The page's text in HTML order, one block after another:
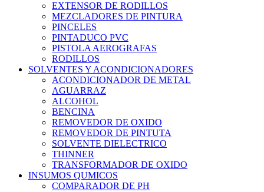
EXTENSOR DE RODILLOS
MEZCLADORES DE PINTURA
PINCELES
PINTADUCO PVC
PISTOLA AEROGRAFAS
RODILLOS
SOLVENTES Y ACONDICIONADORES
ACONDICIONADOR DE METAL
AGUARRAZ
ALCOHOL
BENCINA
REMOVEDOR DE OXIDO
REMOVEDOR DE PINTUTA
SOLVENTE DIELECTRICO
THINNER
TRANSFORMADOR DE OXIDO
INSUMOS QUMICOS
COMPARADOR DE PH